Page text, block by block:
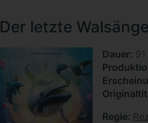
Der letzte
Dauer
Regie